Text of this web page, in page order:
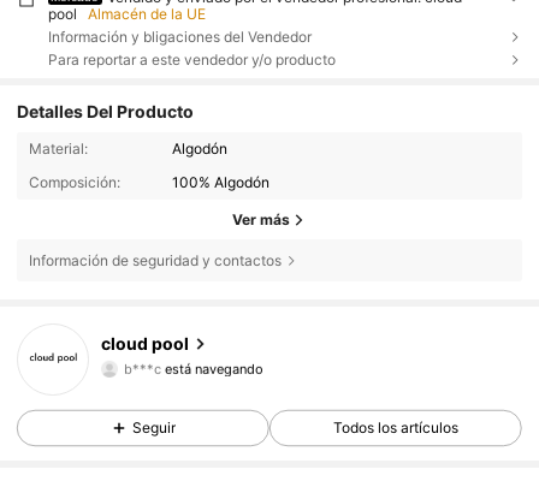
pool
Almacén de la UE
Información y bligaciones del Vendedor
Para reportar a este vendedor y/o producto
Detalles Del Producto
Material:
Algodón
Composición:
100% Algodón
Ver más
Información de seguridad y contactos
cloud pool
b***c
4,80
Seguir Todos los artículos